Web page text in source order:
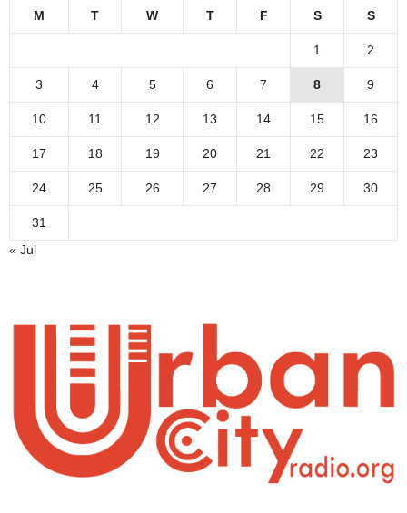
M T W T F S S
1 2
3 4 5 6 7 8 9
10 11 12 13 14 15 16
17 18 19 20 21 22 23
24 25 26 27 28 29 30
31
« Jul